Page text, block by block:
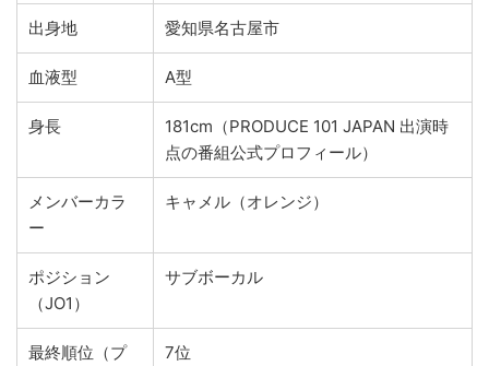
出身地 愛知県名古屋市
血液型 A型
身長
181cm（PRODUCE 101 JAPAN 出演時
点の番組公式プロフィール）
メンバーカラ
ー
キャメル（オレンジ）
ポジション
（JO1）
サブボーカル
最終順位（プ
7位